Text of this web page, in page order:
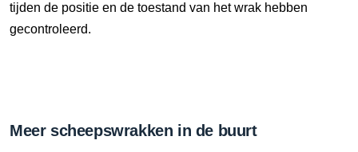
tijden de positie en de toestand van het wrak hebben
gecontroleerd.
Meer scheepswrakken in de buurt